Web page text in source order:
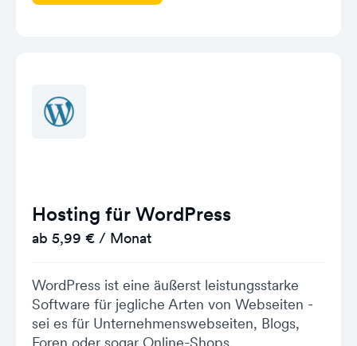
Hosting für WordPress
ab 5,99 € / Monat
WordPress ist eine äußerst leistungsstarke
Software für jegliche Arten von Webseiten -
sei es für Unternehmenswebseiten, Blogs,